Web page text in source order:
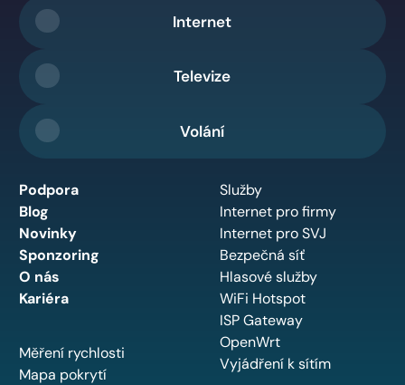
Internet
Televize
Volání
Podpora
Blog
Novinky
Sponzoring
O nás
Kariéra
Měření rychlosti
Mapa pokrytí
Služby
Internet pro firmy
Internet pro SVJ
Bezpečná síť
Hlasové služby
WiFi Hotspot
ISP Gateway
OpenWrt
Vyjádření k sítím